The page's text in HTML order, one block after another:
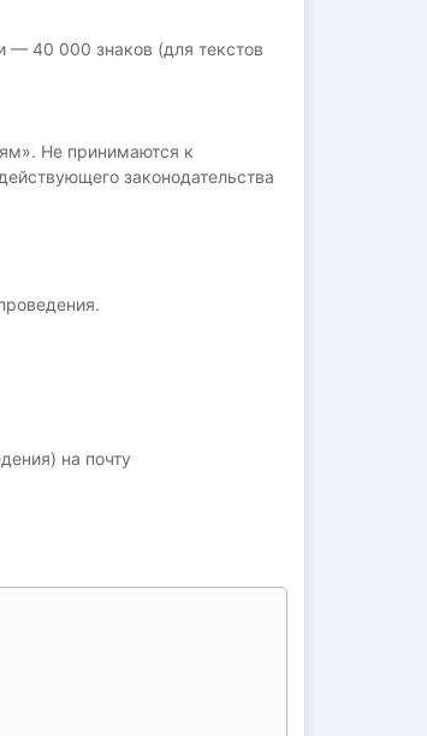
— 40 000 знаков (для текстов
Не принимаются к
законодательства
на почту